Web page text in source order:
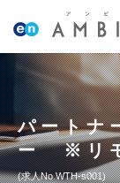
パートナ
ー ※リ
求人No.WTH-s001